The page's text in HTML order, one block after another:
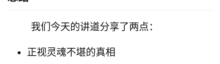
        我们今天的讲道分享了两点：
正视灵魂不堪的真相